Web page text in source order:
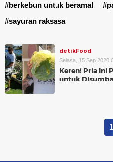
#berkebun untuk beramal
#sayuran raksasa
detikFood
Selasa, 15 Sep 2020
Keren! Pria Ini
untuk
1